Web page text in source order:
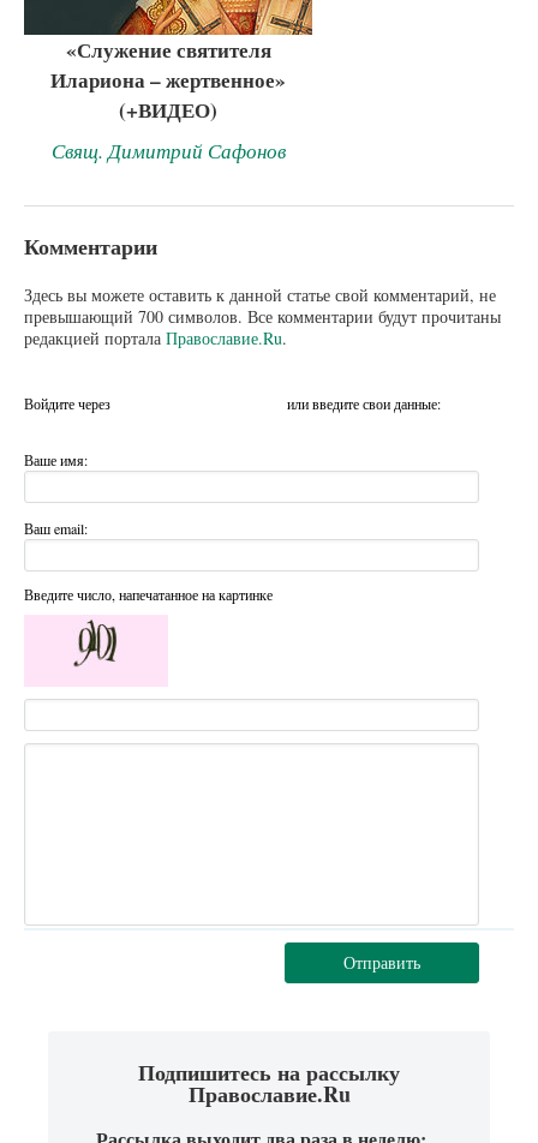
«Служение святителя
Илариона – жертвенное»
(+ВИДЕО)
Свящ. Димитрий Сафонов
Комментарии
Здесь вы можете оставить к данной статье свой комментарий, не
превышающий 700 символов. Все комментарии будут прочитаны
редакцией портала Православие.Ru.
Войдите через или введите свои данные:
Ваше имя:
Ваш email:
Введите число, напечатанное на картинке
Отправить
Подпишитесь на рассылку
Православие.Ru